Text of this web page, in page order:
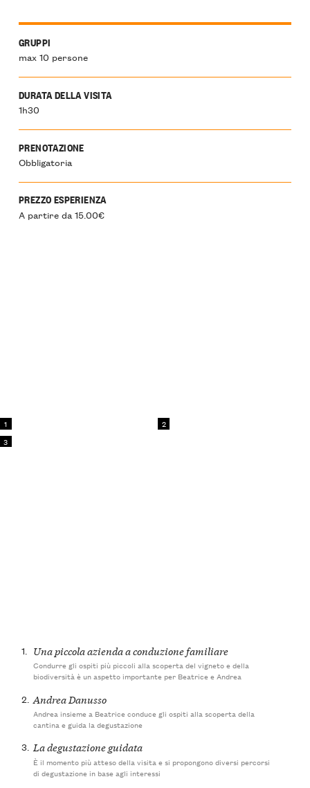
GRUPPI
max 10 persone
DURATA DELLA VISITA
1h30
PRENOTAZIONE
Obbligatoria
PREZZO ESPERIENZA
A partire da 15.00€
1
2
3
1. Una piccola azienda a conduzione familiare
Condurre gli ospiti più piccoli alla scoperta del vigneto e della
biodiversità è un aspetto importante per Beatrice e Andrea
2. Andrea Danusso
Andrea insieme a Beatrice conduce gli ospiti alla scoperta della
cantina e guida la degustazione
3. La degustazione guidata
È il momento più atteso della visita e si propongono diversi percorsi
di degustazione in base agli interessi